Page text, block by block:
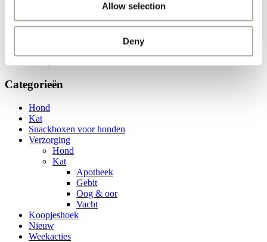
Allow selection
Deny
Tandpasta
Categorieën
Hond
Kat
Snackboxen voor honden
Verzorging
Hond
Kat
Apotheek
Gebit
Oog & oor
Vacht
Koopjeshoek
Nieuw
Weekacties